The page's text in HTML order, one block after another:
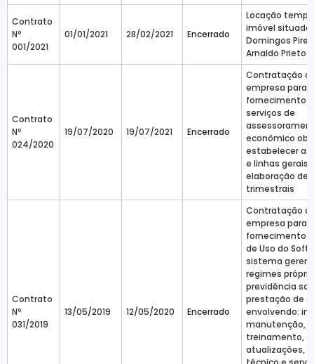
Contrato
Nº
001/2021
01/01/2021 28/02/2021 Encerrado
Locação
imóvel situado
Domingos
Arnaldo Prieto
Contrato
Nº
024/2020
19/07/2020 19/07/2021 Encerrado
Contratação
empresa para o
fornecimento
serviços de
econômico
estabelecer as
e linhas gerais
elaboração de
trimestrais
Contrato
Nº
031/2019
13/05/2019 12/05/2020 Encerrado
Contratação
empresa para o
fornecimento
de Uso do
sistema
regimes
previdência
prestação de
envolvendo:
manutenção,
treinamento,
atualizações,